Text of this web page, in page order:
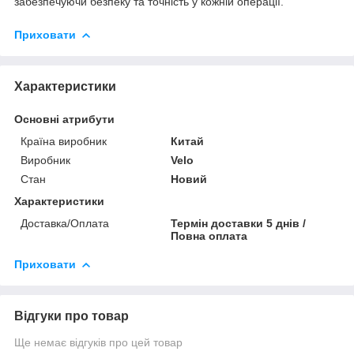
Приховати
Характеристики
Основні атрибути
Країна виробник
Китай
Виробник
Velo
Стан
Новий
Характеристики
Доставка/Оплата
Термін доставки 5 днів /
Повна оплата
Приховати
Відгуки про товар
Ще немає відгуків про цей товар